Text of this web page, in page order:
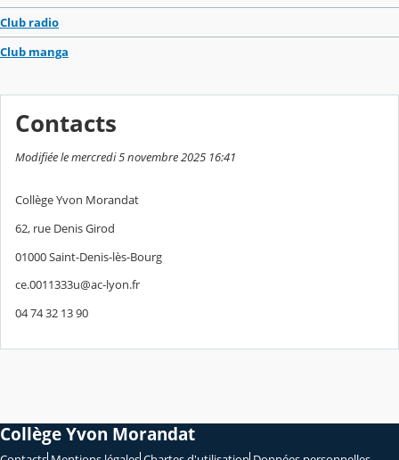
Club radio
Club manga
Contacts
Modifiée le mercredi 5 novembre 2025 16:41
Collège Yvon Morandat
62, rue Denis Girod
01000 Saint-Denis-lès-Bourg
ce.0011333u@ac-lyon.fr
04 74 32 13 90
Collège Yvon Morandat